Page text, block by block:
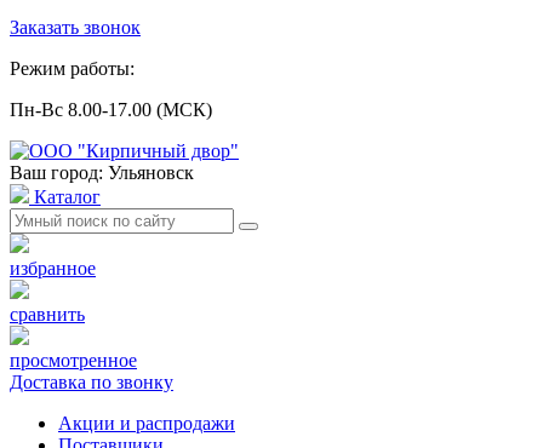
Заказать звонок
Режим работы:
Пн-Вс 8.00-17.00 (МСК)
Ваш город: Ульяновск
Каталог
избранное
сравнить
просмотренное
Доставка по звонку
Акции и распродажи